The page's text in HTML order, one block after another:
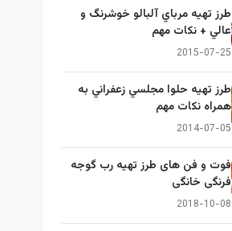
طرز تهيه مرباي آلبالو خوشرنگ و
عالي + نكات مهم
2015-07-25
طرز تهيه حلوا مجلسي زعفراني به
همراه نكات مهم
2014-07-05
فوت و فن های طرز تهیه رب گوجه
فرنگی خانگی
2018-10-08